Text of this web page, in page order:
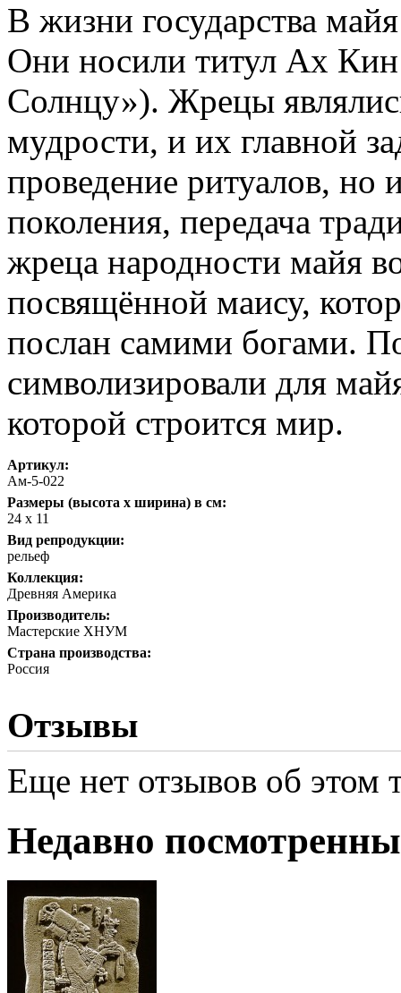
В жизни государства
Они носили титул Ах Кин
Солнцу»). Жрецы
мудрости, и их главной
проведение ритуалов, но
поколения, передача
жреца народности майя
посвящённой маису,
послан самими богами.
символизировали для
которой строится мир.
Артикул:
Ам-5-022
Размеры (высота х ширина) в см:
24 х 11
Вид репродукции:
рельеф
Коллекция:
Древняя Америка
Производитель:
Мастерские ХНУМ
Страна производства:
Россия
Отзывы
Еще нет отзывов об этом
Недавно